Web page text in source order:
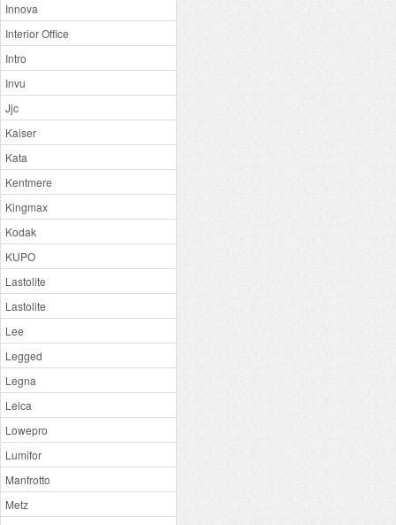
Innova
Interior Office
Intro
Invu
Jjc
Kaiser
Kata
Kentmere
Kingmax
Kodak
KUPO
Lastolite
Lastolite
Lee
Legged
Legna
Leica
Lowepro
Lumifor
Manfrotto
Metz